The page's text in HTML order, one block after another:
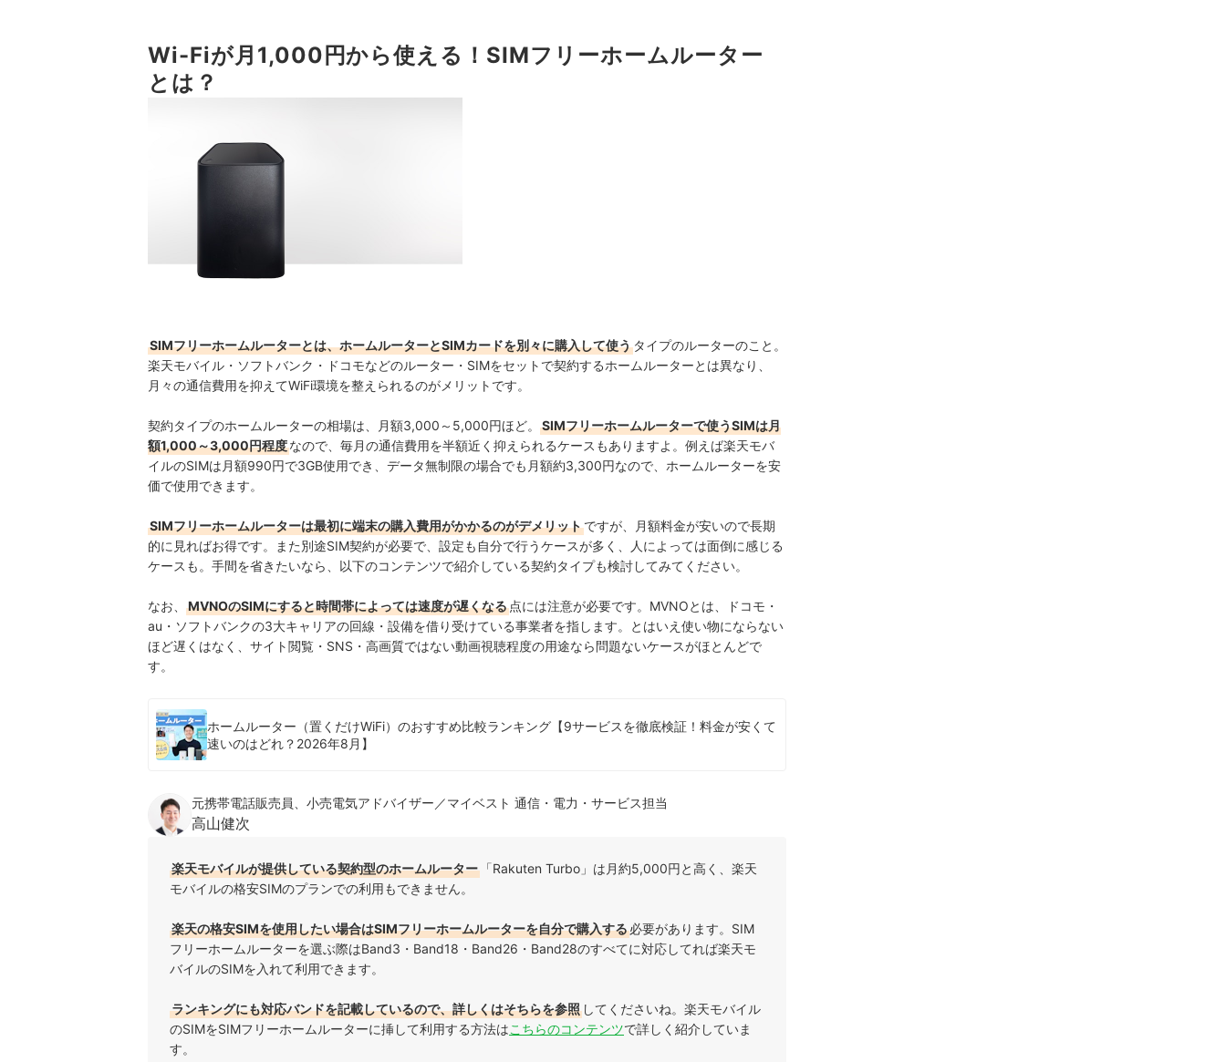
5G対応のSIMフリーホームルーターはある？
Wi-Fiが月1,000円から使える！SIMフリーホームルーター
とは？
SIMフリーホームルーターとは、ホームルーターとSIMカードを別々に購入して使う タイプのルーターのこと。
楽天モバイル・ソフトバンク・ドコモなどのルーター・SIMをセットで契約するホームルーターとは異なり、
月々の通信費用を抑えてWiFi環境を整えられるのがメリットです。
契約タイプのホームルーターの相場は、月額3,000～5,000円ほど。
SIMフリーホームルーターで使うSIMは月
額1,000～3,000円程度なので、毎月の通信費用を半額近く抑えられるケースもありますよ。例えば楽天モバ
イルのSIMは月額990円で3GB使用でき、データ無制限の場合でも月額約3,300円なので、ホームルーターを安
価で使用できます。
SIMフリーホームルーターは最初に端末の購入費用がかかるのがデメリットですが、月額料金が安いので長期
的に見ればお得です。
また別途SIM契約が必要で、設定も自分で行うケースが多く、人によっては面倒に感じる
ケースも。手間を省きたいなら、以下のコンテンツで紹介している契約タイプも検討してみてください。
なお、 MVNOのSIMにすると時間帯によっては速度が遅くなる点には注意が必要です。MVNOとは、ドコモ・
au・ソフトバンクの3大キャリアの回線・設備を借り受けている事業者を指します。とはいえ使い物にならない
ほど遅くはなく、 サイト閲覧・SNS・高画質ではない動画視聴程度の用途なら問題ないケースがほとんどで
す。
ホームルーター（置くだけWiFi）のおすすめ比較ランキング【9サービスを徹底検証！料金が安くて
速いのはどれ？2026年8月】
元携帯電話販売員、小売電気アドバイザー／マイベスト 通信・電力・サービス担当
高山健次
楽天モバイルが提供している契約型のホームルーター 「Rakuten Turbo」は月約5,000円と高く、楽天
モバイルの格安SIMのプランでの利用もできません。
楽天の格安SIMを使用したい場合はSIMフリーホームルーターを自分で購入する必要があります。SIM
フリーホームルーターを選ぶ際はBand3・Band18・Band26・Band28のすべてに対応してれば楽天モ
バイルのSIMを入れて利用できます。
ランキングにも対応バンドを記載しているので、詳しくはそちらを参照 してくださいね。楽天モバイル
のSIMをSIMフリーホームルーターに挿して利用する方法はこちらのコンテンツで詳しく紹介していま
す。